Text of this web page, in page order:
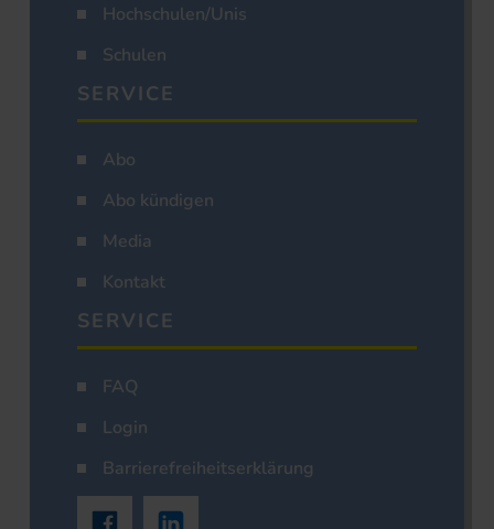
Hochschulen/Unis
Schulen
SERVICE
Abo
Abo kündigen
Media
Kontakt
SERVICE
FAQ
Login
Barrierefreiheitserklärung